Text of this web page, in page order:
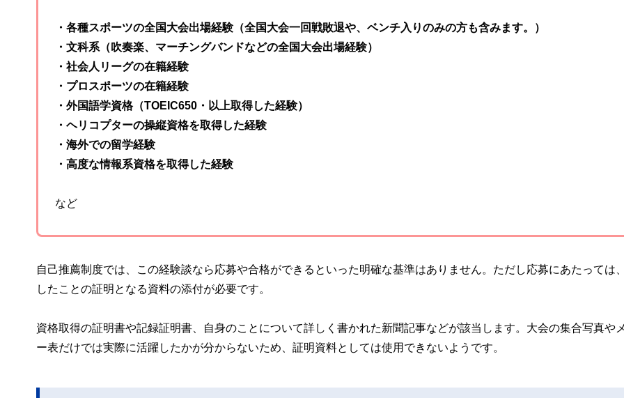
・各種スポーツの全国大会出場経験（全国大会一回戦敗退や、ベンチ入りのみの方も含みます。）
・文科系（吹奏楽、マーチングバンドなどの全国大会出場経験）
・社会人リーグの在籍経験
・プロスポーツの在籍経験
・外国語学資格（TOEIC650・以上取得した経験）
・ヘリコプターの操縦資格を取得した経験
・海外での留学経験
・高度な情報系資格を取得した経験
など
自己推薦制度では、この経験談なら応募や合格ができるといった明確な基準はありません。ただし応募にあたっては
したことの証明となる資料の添付が必要です。
資格取得の証明書や記録証明書、自身のことについて詳しく書かれた新聞記事などが該当します。大会の集合写真や
ー表だけでは実際に活躍したかが分からないため、証明資料としては使用できないようです。